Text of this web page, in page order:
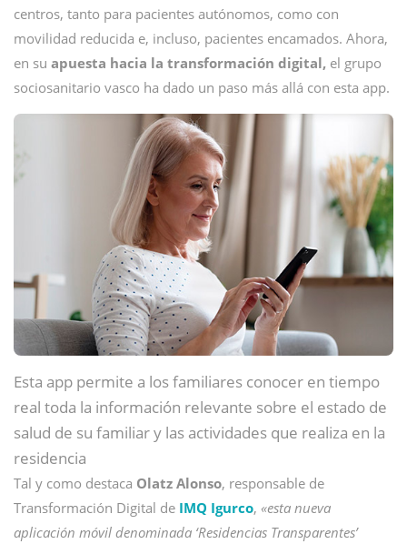
centros, tanto para pacientes autónomos, como con
movilidad reducida e, incluso, pacientes encamados. Ahora,
en su apuesta hacia la transformación digital, el grupo
sociosanitario vasco ha dado un paso más allá con esta app.
Esta app permite a los familiares conocer en tiempo
real toda la información relevante sobre el estado de
salud de su familiar y las actividades que realiza en la
residencia
Tal y como destaca Olatz Alonso, responsable de
Transformación Digital de IMQ Igurco, «esta nueva
aplicación móvil denominada ‘Residencias Transparentes’